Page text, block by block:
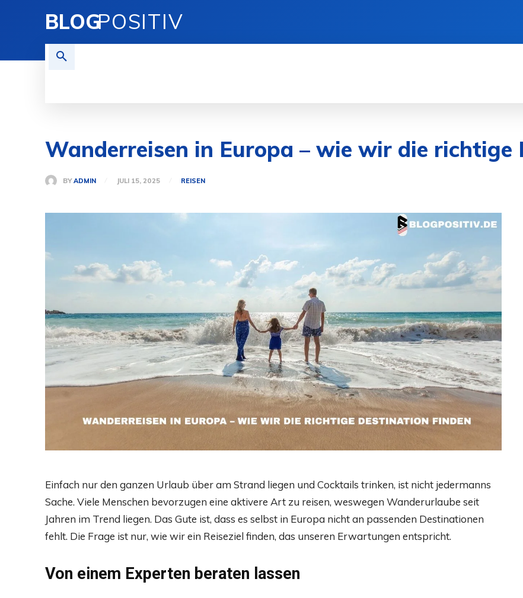
BLOGPOSITIV
Wanderreisen in Europa – wie wir die
BY ADMIN JULI 15, 2025 REISEN
Einfach nur den ganzen Urlaub über am Strand liegen und Cocktails trinken, ist nicht jedermanns
Sache. Viele Menschen bevorzugen eine aktivere Art zu reisen, weswegen Wanderurlaube seit
Jahren im Trend liegen. Das Gute ist, dass es selbst in Europa nicht an passenden Destinationen
fehlt. Die Frage ist nur, wie wir ein Reiseziel finden, das unseren Erwartungen entspricht.
Von einem Experten beraten lassen